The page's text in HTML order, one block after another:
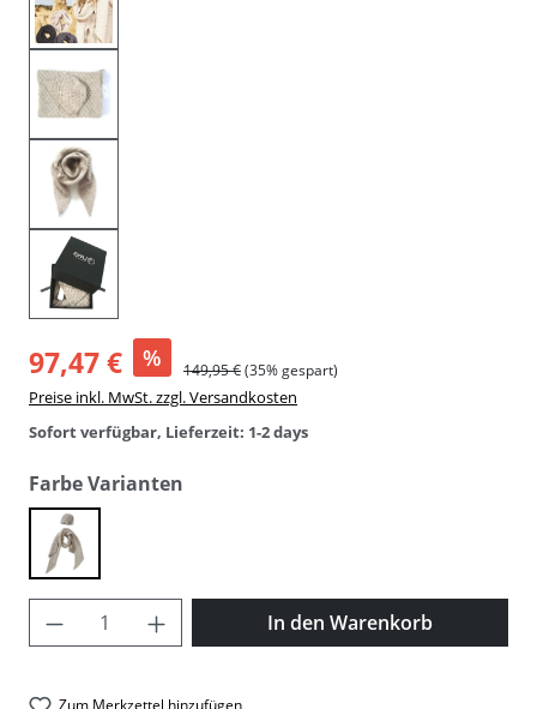
97,47 € % 149,95 €(35% gespart)
Preise inkl. MwSt. zzgl. Versandkosten
Sofort verfügbar, Lieferzeit: 1-2 days
Farbe Varianten
sand/marle
Produkt Anzahl: Gib den gewünschten
In den Warenkorb
Zum Merkzettel hinzufügen